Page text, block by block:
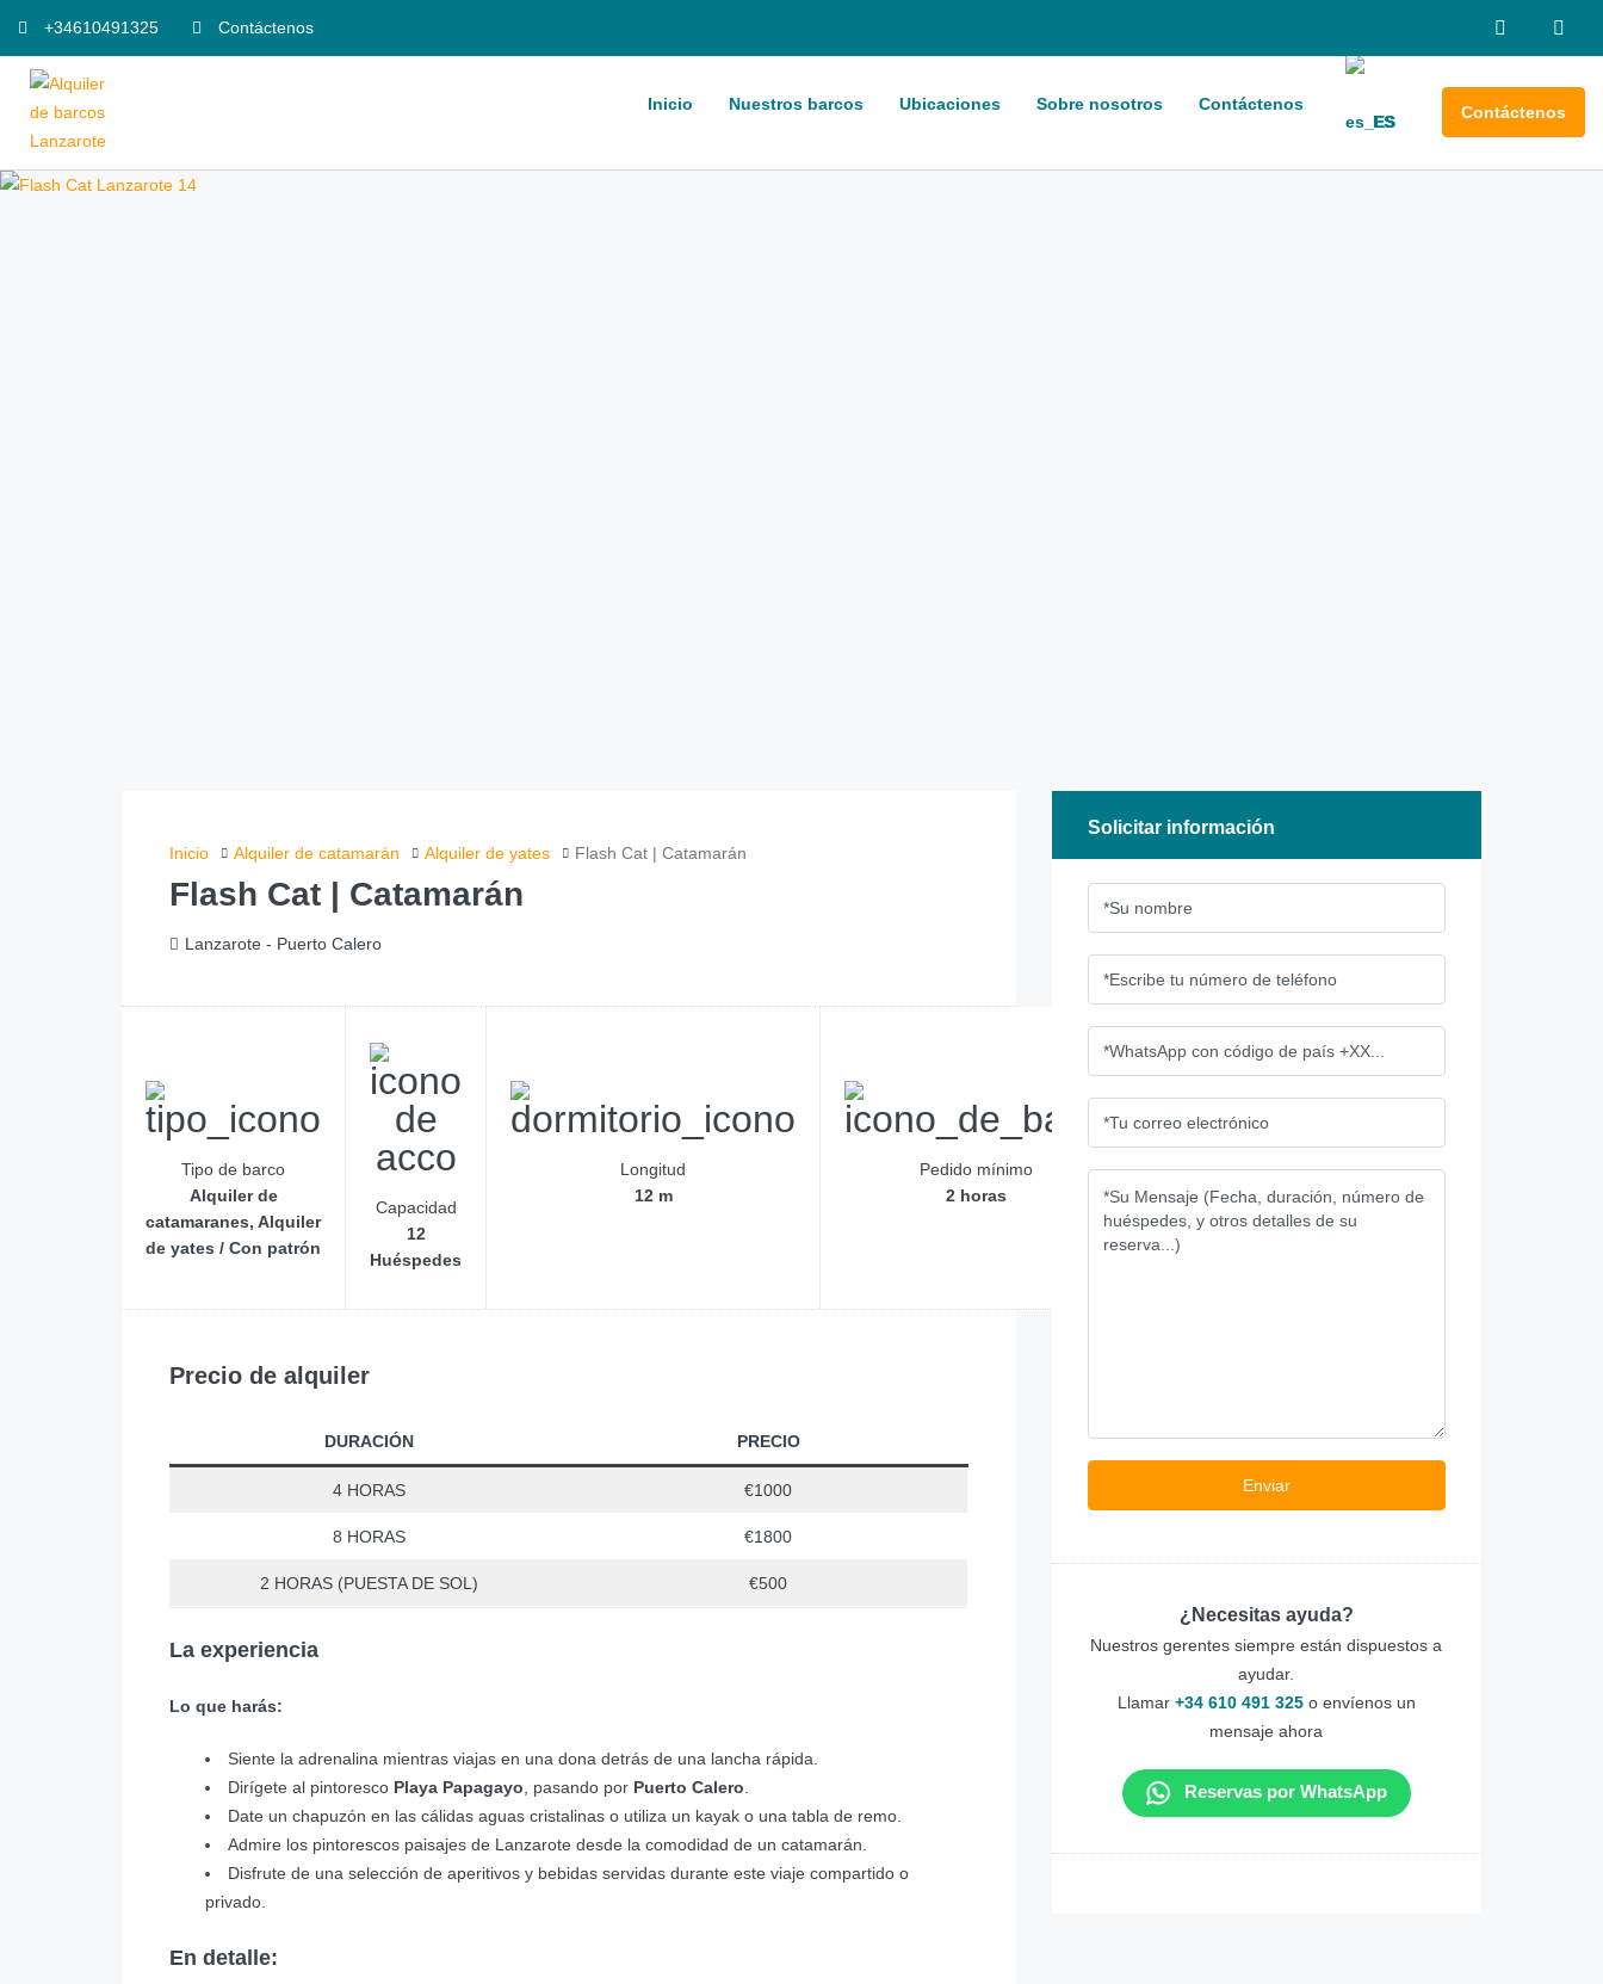
+34610491325 Contáctenos
Inicio Nuestros barcos Ubicaciones Sobre nosotros
Contáctenos
ES
Contáctenos
Inicio Alquiler de catamarán Alquiler de yates Flash Cat | Catamarán
Flash Cat | Catamarán
Lanzarote - Puerto Calero
Tipo de barco
Alquiler de
catamaranes, Alquiler
de yates / Con patrón
Capacidad
12
Huéspedes
Longitud
12 m
Pedido mínimo
2 horas
Precio de alquiler
DURACIÓN PRECIO
4 HORAS €1000
8 HORAS €1800
2 HORAS (PUESTA DE SOL) €500
La experiencia
Lo que harás:
Siente la adrenalina mientras viajas en una dona detrás de una lancha rápida.
Dirígete al pintoresco Playa Papagayo, pasando por Puerto Calero.
Date un chapuzón en las cálidas aguas cristalinas o utiliza un kayak o una tabla de remo.
Admire los pintorescos paisajes de Lanzarote desde la comodidad de un catamarán.
Disfrute de una selección de aperitivos y bebidas servidas durante este viaje compartido o
privado.
En detalle:
Solicitar información
¿Necesitas ayuda?
Nuestros gerentes siempre están dispuestos a
ayudar.
Llamar +34 610 491 325o envíenos un
mensaje ahora
Reservas por WhatsApp